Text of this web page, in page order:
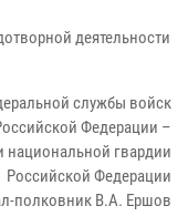
деятельности
службы войск
Федерации –
гвардии
Российской Федерации
полковник В.А. Ершов